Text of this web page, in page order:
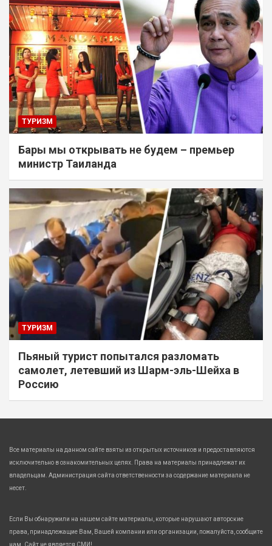
ТУРИЗМ
Бары мы открывать не будем – премьер
министр Таиланда
ТУРИЗМ
Пьяный турист попытался разломать
самолет, летевший из Шарм-эль-Шейха в
Россию
Все материалы на данном сайте взяты из открытых источников и предоставляются
исключительно в ознакомительных целях. Права на материалы принадлежат их
владельцам. Администрация сайта ответственности за содержание материала не
несет.
Если Вы обнаружили на нашем сайте материалы, которые нарушают авторские
права, принадлежащие Вам, Вашей компании или организации, пожалуйста, сообщите